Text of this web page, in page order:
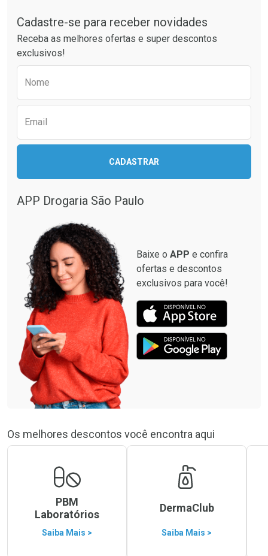
Laboratório
Por Menos
Cadastre-se para receber novidades
Receba as melhores ofertas e super descontos
exclusivos!
Nome
Email
CADASTRAR
APP Drogaria São Paulo
Baixe o APP e confira
ofertas e descontos
exclusivos para você!
Os melhores descontos você encontra aqui
PBM
Laboratórios
Saiba Mais >
DermaClub
Saiba Mais >